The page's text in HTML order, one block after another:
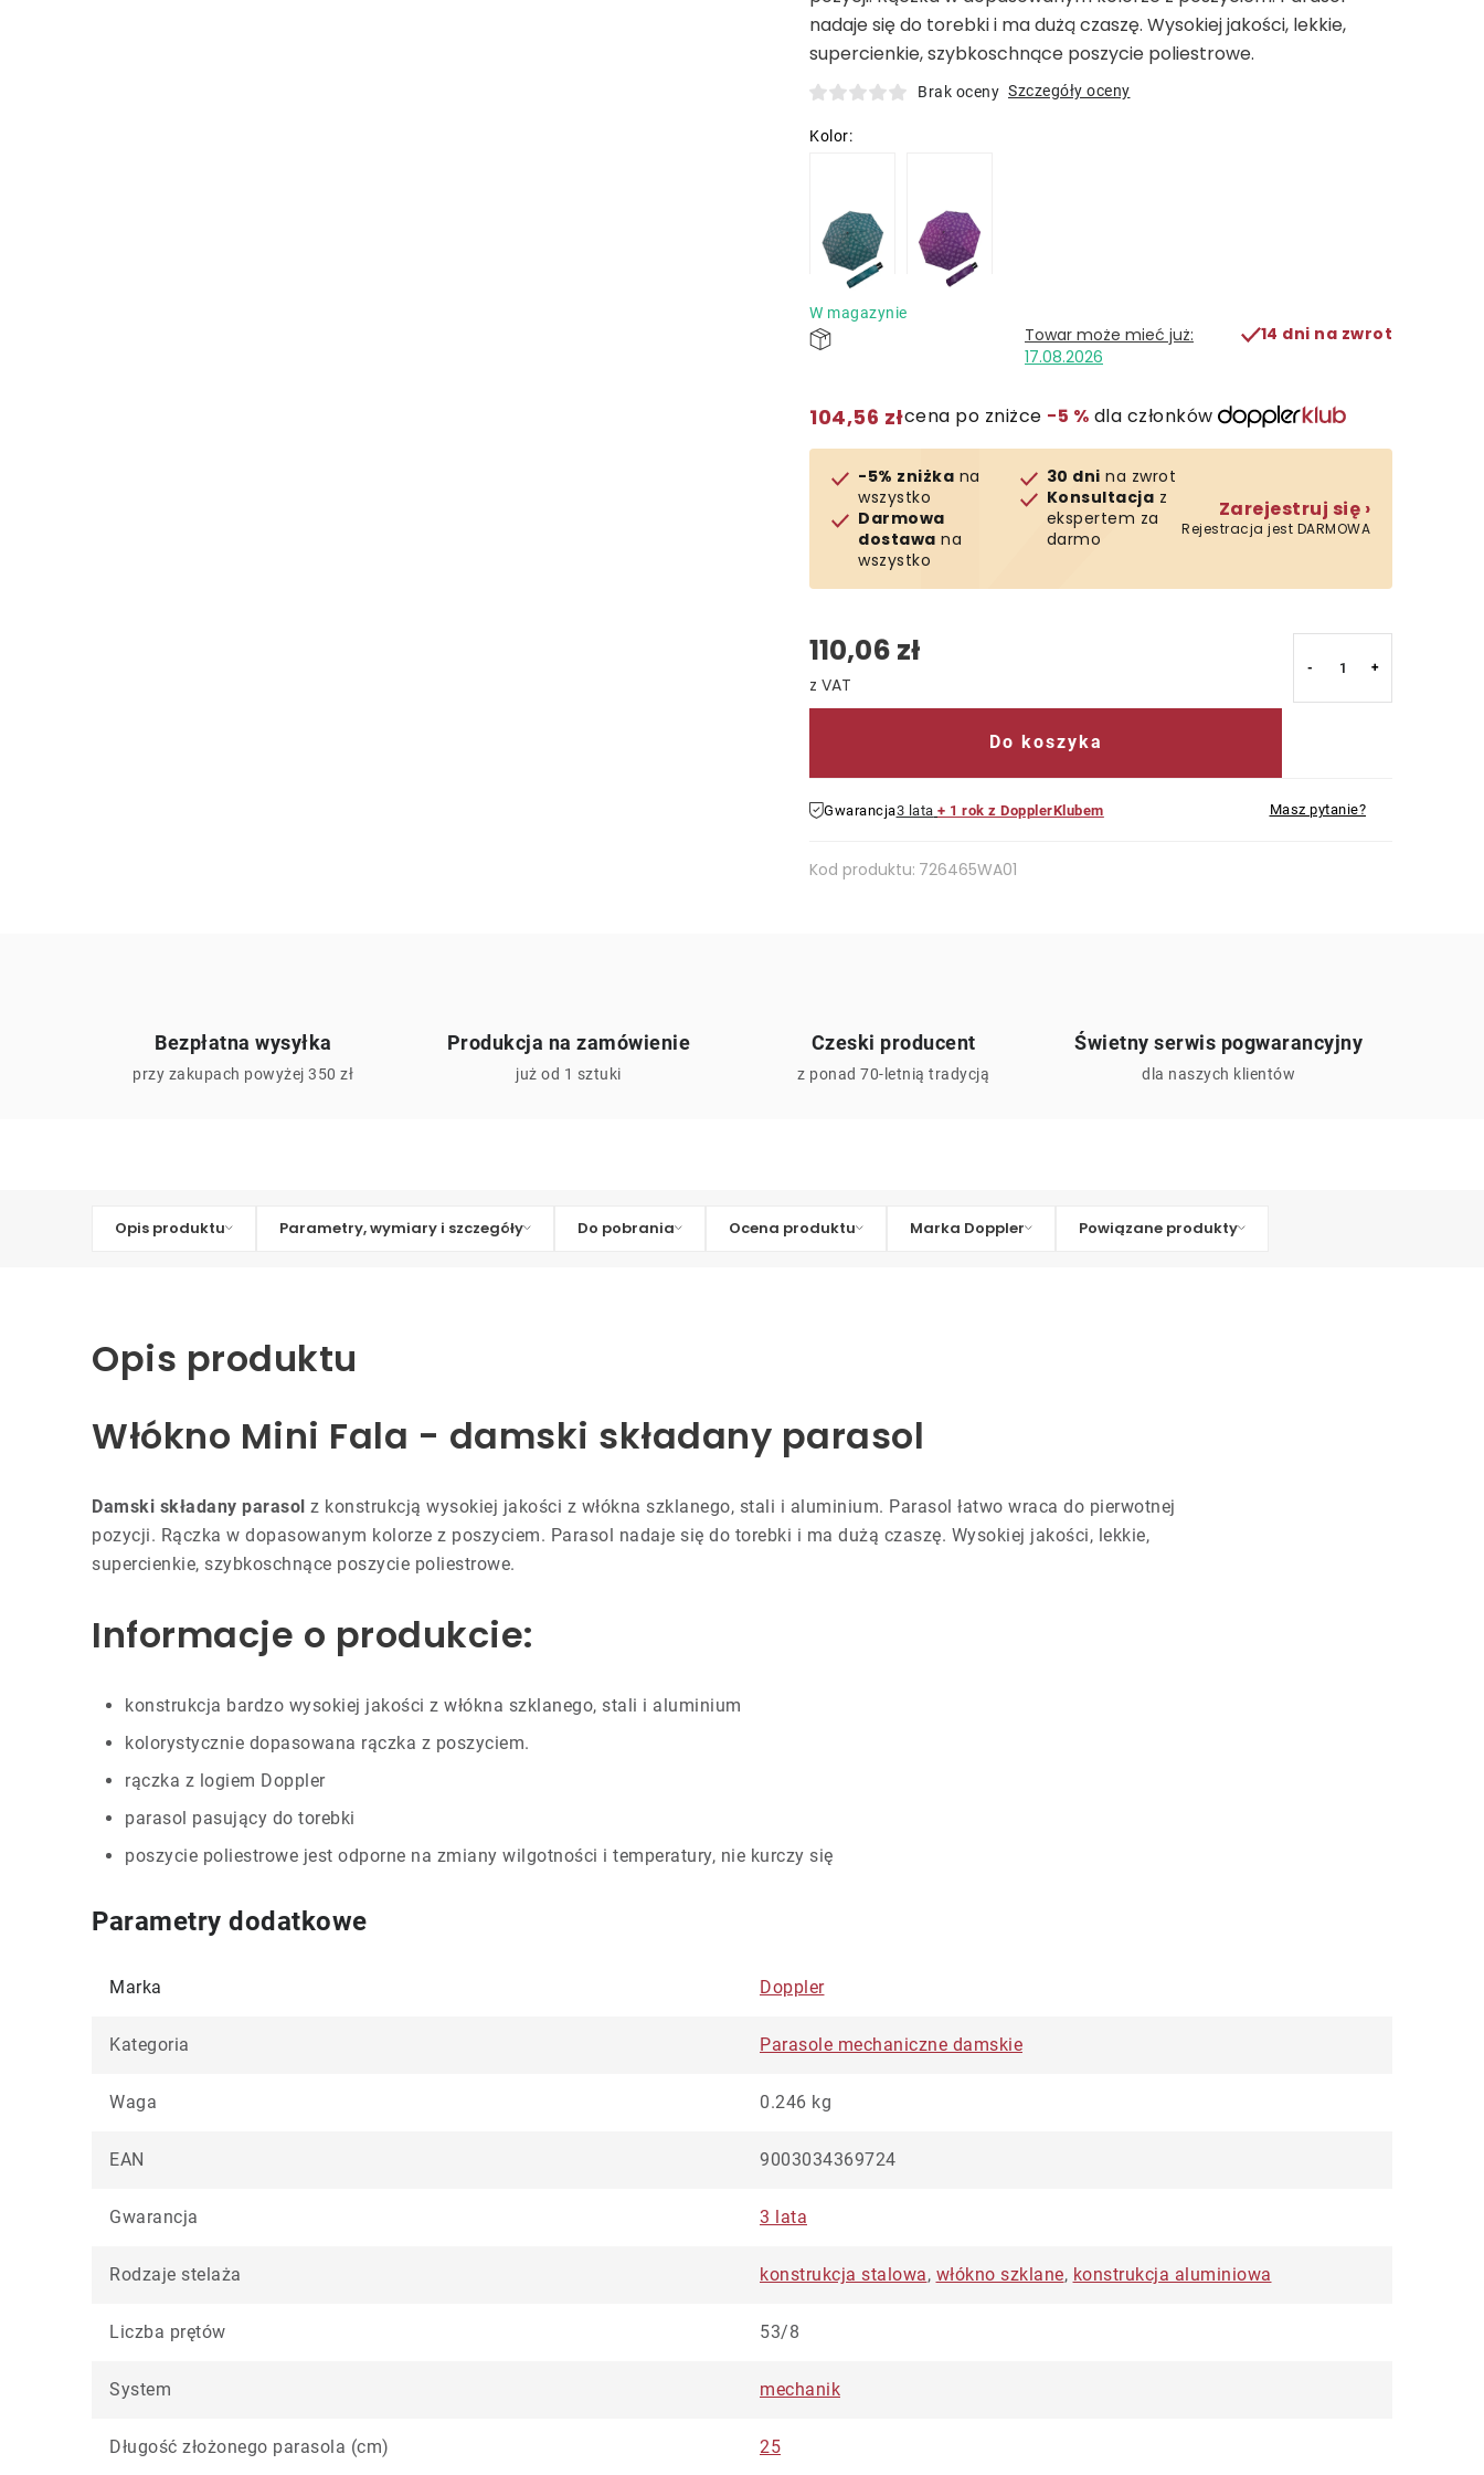
nadaje się do torebki i ma dużą czaszę. Wysokiej jakości, lekkie,
supercienkie, szybkoschnące poszycie poliestrowe.
Brak oceny Szczegóły oceny
W magazynie
17.08.2026
14 dni na zwrot
104,56 złcena po zniżce −5 % dla członków
-5% zniżka na
wszystko
Darmowa
dostawa na
wszystko
30 dni na zwrot
Konsultacja z
ekspertem za
darmo
Zarejestruj się ›
Rejestracja jest DARMOWA
110,06 zł
Cena jednostkowa:
Do koszyka
Gwarancja3 lata + 1 rok z DopplerKlubem Masz pytanie?
Kod produktu: 726465WA01
Bezpłatna wysyłka
przy zakupach powyżej 350 zł
Produkcja na zamówienie
już od 1 sztuki
Czeski producent
z ponad 70-letnią tradycją
Świetny serwis pogwarancyjny
dla naszych klientów
Opis produktu Parametry, wymiary i szczegóły Do pobrania Ocena produktu Marka Doppler Powiązane produkty
Opis produktu
Włókno Mini Fala - damski składany parasol
Damski składany parasol z konstrukcją wysokiej jakości z włókna szklanego, stali i aluminium. Parasol łatwo wraca do pierwotnej
pozycji. Rączka w dopasowanym kolorze z poszyciem. Parasol nadaje się do torebki i ma dużą czaszę. Wysokiej jakości, lekkie,
supercienkie, szybkoschnące poszycie poliestrowe.
Informacje o produkcie:
konstrukcja bardzo wysokiej jakości z włókna szklanego, stali i aluminium
kolorystycznie dopasowana rączka z poszyciem.
rączka z logiem Doppler
parasol pasujący do torebki
poszycie poliestrowe jest odporne na zmiany wilgotności i temperatury, nie kurczy się
Parametry dodatkowe
Marka Doppler
Kategoria Parasole mechaniczne damskie
Waga 0.246 kg
EAN 9003034369724
Gwarancja 3 lata
Rodzaje stelaża konstrukcja stalowa, włókno szklane, konstrukcja aluminiowa
Liczba prętów 53/8
System mechanik
Długość złożonego parasola (cm) 25